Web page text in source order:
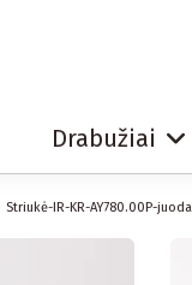
Drabužiai
Striukė-IR-KR-AY780.00P-juoda